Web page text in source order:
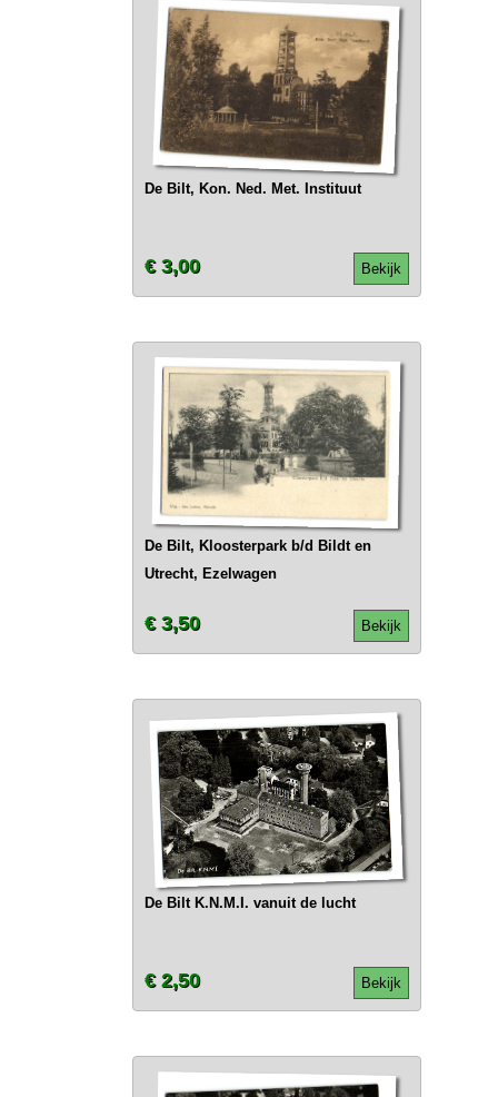
De Bilt, Kon. Ned. Met. Instituut
Bekijk
€ 3,00
De Bilt, Kloosterpark b/d Bildt en
Utrecht, Ezelwagen
Bekijk
€ 3,50
De Bilt K.N.M.I. vanuit de lucht
Bekijk
€ 2,50